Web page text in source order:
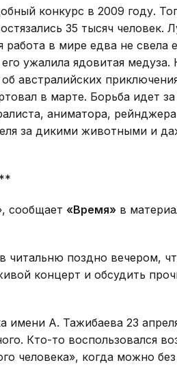
конкурс в 2009 году.
35 тысяч человек.
в мире едва не свела
ужалила ядовитая
австралийских
в марте. Борьба идет
аниматора, рейнджера
за дикими животными и
сообщает «Время» в
читальню поздно вечером,
концерт и обсудить
имени А. Тажибаева 23
Кто-то воспользовался
человека», когда можно